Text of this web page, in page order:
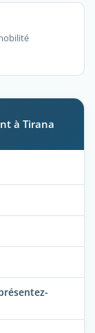
à Tirana